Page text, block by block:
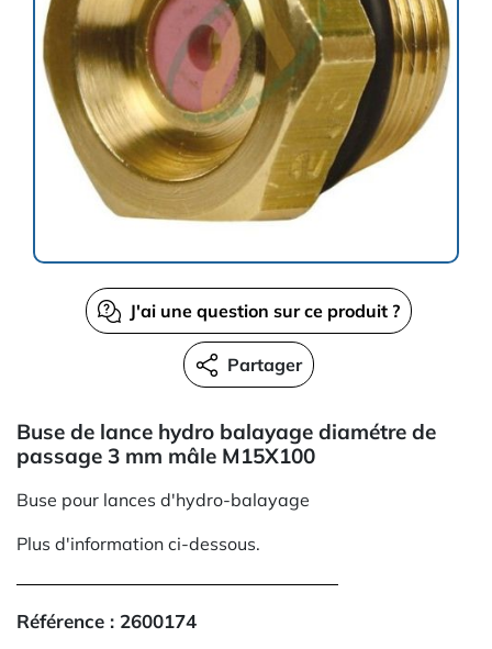
J'ai une question sur ce produit ?
Partager
Buse de lance hydro balayage diamétre de
passage 3 mm mâle M15X100
Buse pour lances d'hydro-balayage
Plus d'information ci-dessous.
Référence : 2600174